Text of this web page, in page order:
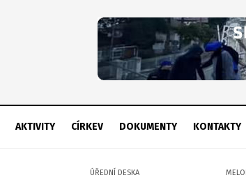
AKTIVITY CÍRKEV DOKUMENTY KONTAKTY
ÚŘEDNÍ DESKA